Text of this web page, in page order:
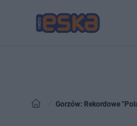
Gorzów: Rekordowe